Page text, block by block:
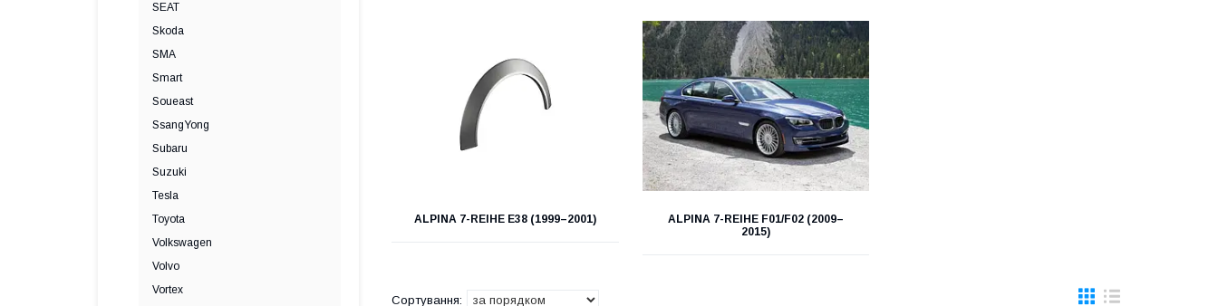
ALPINA 7-REIHE E38 (1999–2001)
ALPINA 7-REIHE F01/F02 (2009–
2015)
SEAT
Skoda
SMA
Smart
Soueast
SsangYong
Subaru
Suzuki
Tesla
Toyota
Volkswagen
Volvo
Vortex